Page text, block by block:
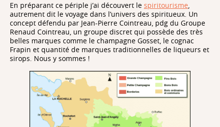
En préparant ce périple j’ai découvert le spiritourisme,
autrement dit le voyage dans l’univers des spiritueux. Un
concept défendu par Jean-Pierre Cointreau, pdg du Groupe
Renaud Cointreau, un groupe discret qui possède des très
belles marques comme le champagne Gosset, le cognac
Frapin et quantité de marques traditionnelles de liqueurs et
sirops. Nous y sommes !